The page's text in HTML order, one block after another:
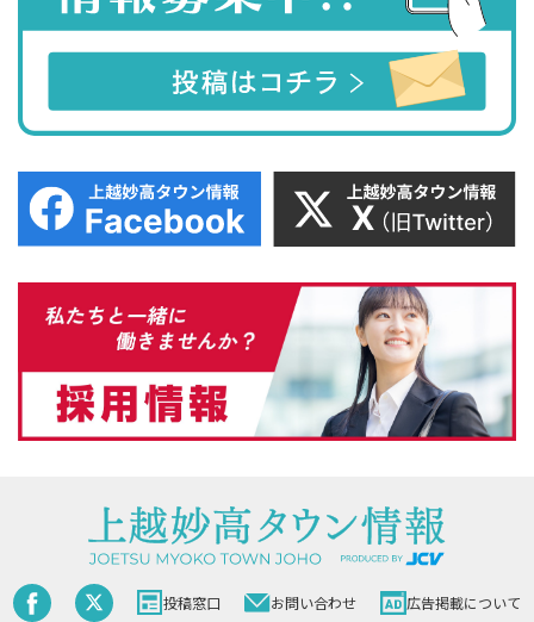
投稿窓口 お問い合わせ 広告掲載について